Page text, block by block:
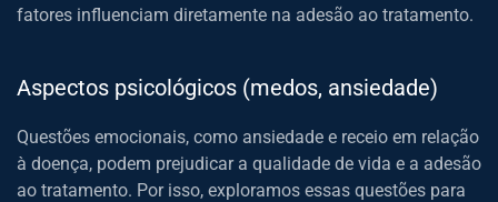
fatores influenciam diretamente na adesão ao tratamento.
Aspectos psicológicos (medos, ansiedade)
Questões emocionais, como ansiedade e receio em relação
à doença, podem prejudicar a qualidade de vida e a adesão
ao tratamento. Por isso, exploramos essas questões para